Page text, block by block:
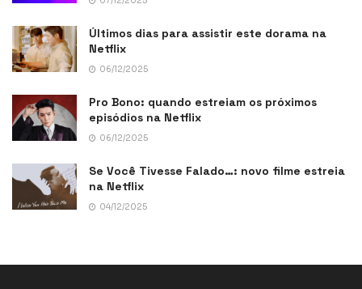
Últimos dias para assistir este dorama na
Netflix
06/12/2025
Pro Bono: quando estreiam os próximos
episódios na Netflix
06/12/2025
Se Você Tivesse Falado…: novo filme estreia
na Netflix
04/12/2025